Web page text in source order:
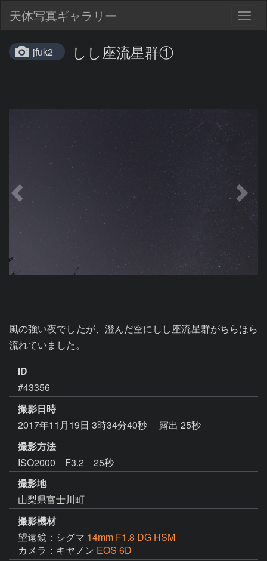
天体写真ギャラリー
jfuk2 しし座流星群①
風の強い夜でしたが、澄んだ空にしし座流星群がちらほら
流れていました。
ID
#43356
撮影日時
2017年11月19日 3時34分40秒
露出 25秒
撮影方法
ISO2000 F3.2 25秒
撮影地
山梨県富士川町
撮影機材
望遠鏡：シグマ 14mm F1.8 DG HSM
カメラ：キヤノン EOS 6D